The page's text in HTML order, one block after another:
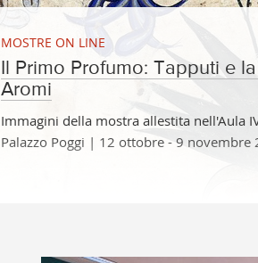
MOSTRE ON LINE
Il Primo Profumo: Tapputi e
Aromi
Immagini della mostra allestita nell'Aula
Palazzo Poggi | 12 ottobre - 9 novembre